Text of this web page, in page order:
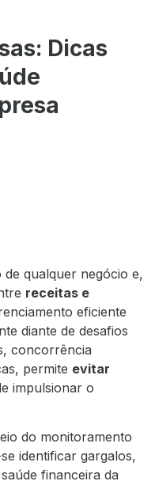
Dicas
qualquer negócio e,
receitas e
eficiente
diante de desafios
concorrência
permite evitar
impulsionar o
do monitoramento
identificar gargalos,
financeira da